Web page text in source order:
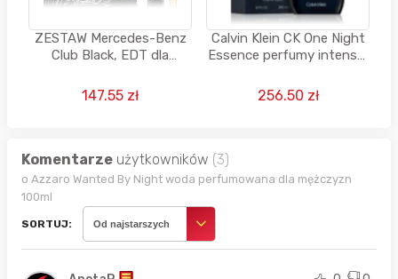
ZESTAW Mercedes-Benz
Club Black, EDT dla
10 ML + Żel pod prysznic
100 ML
147.55 zł
Calvin Klein CK One Night
Essence perfumy intense,
256.50 zł
Komentarze użytkowników (3)
o Azzaro Wanted By Night woda perfumowana dla mężczyzn
100ml
SORTUJ: Od najstarszych